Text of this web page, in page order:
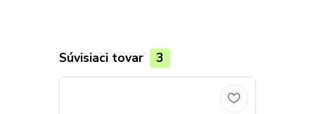
Súvisiaci tovar 3